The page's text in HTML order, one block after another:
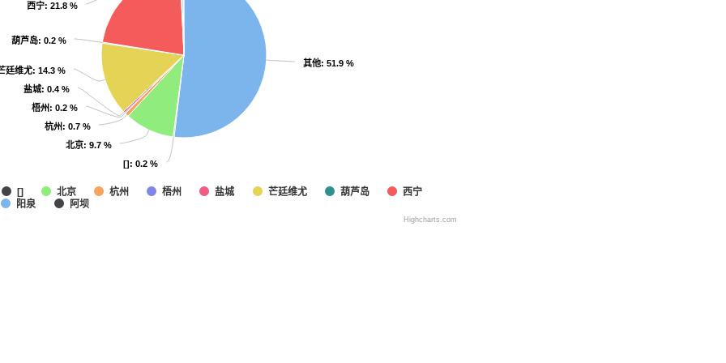
其他: 51.9 %
其他: 51.9 %
[]: 0.2 %
[]: 0.2 %
北京: 9.7 %
北京: 9.7 %
杭州: 0.7 %
杭州: 0.7 %
梧州: 0.2 %
梧州: 0.2 %
盐城: 0.4 %
盐城: 0.4 %
廷维尤: 14.3 %
廷维尤: 14.3 %
葫芦岛: 0.2 %
葫芦岛: 0.2 %
西宁: 21.8 %
西宁: 21.8 %
[] 北京 杭州 梧州 盐城 芒廷维尤 葫芦岛
西宁
阳泉
阿坝
Highcharts.com